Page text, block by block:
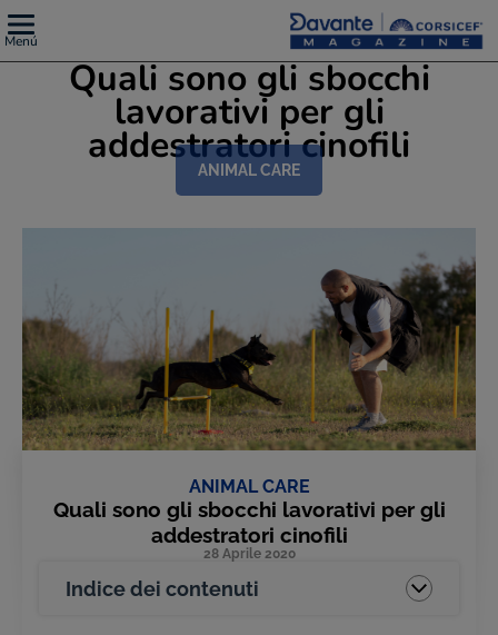
Menú
Quali sono gli sbocchi
lavorativi per gli
addestratori cinofili
ANIMAL CARE
ANIMAL CARE
Quali sono gli sbocchi lavorativi per gli
addestratori cinofili
28 Aprile 2020
Indice dei contenuti